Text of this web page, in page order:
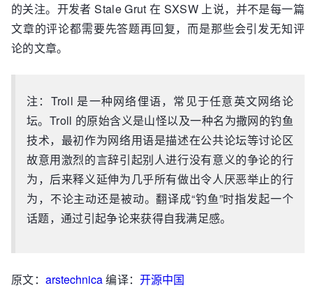
的关注。开发者 Stale Grut 在 SXSW 上说，并不是每一篇
文章的评论都需要先答题再回复，而是那些会引发无知评
论的文章。
注：Troll 是一种网络俚语，常见于任意英文网络论
坛。Troll 的原始含义是山怪以及一种名为撒网的钓鱼
技术，最初作为网络用语是描述在公共论坛等讨论区
故意用激烈的言辞引起别人进行没有意义的争论的行
为，后来释义延伸为几乎所有做出令人厌恶举止的行
为，不论主动还是被动。翻译成“钓鱼”时指发起一个
话题，通过引起争论来获得自我满足感。
原文： arstechnica编译：开源中国